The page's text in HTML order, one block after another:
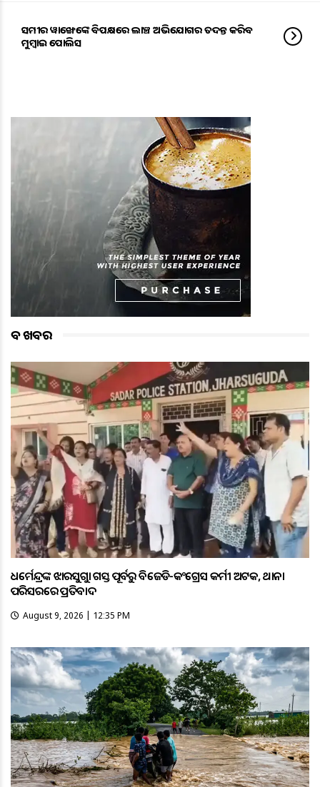
ସମୀର ୱାଙ୍ଖେଡେଙ୍କ ବିପକ୍ଷରେ ଲାଞ୍ଚ ଅଭିଯୋଗର ତଦନ୍ତ କରିବ
ମୁମ୍ବାଇ ପୋଲିସ
ବଡ ଖବର
ଧର୍ମେନ୍ଦ୍ରଙ୍କ ଝାରସୁଗୁଡ଼ା ଗସ୍ତ ପୂର୍ବରୁ ବିଜେଡି-କଂଗ୍ରେସ କର୍ମୀ ଅଟକ, ଥାନା
ପରିସରରେ ପ୍ରତିବାଦ
August 9, 2026 | 12:35 PM